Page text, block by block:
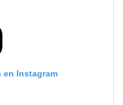
en Instagram